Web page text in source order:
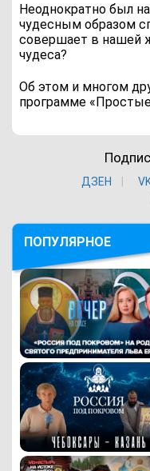
Неоднократно был
чудесным образом
совершает в нашей
чудеса?
Об этом и многом
программе
ДЗЕН
ПОПУЛЯРНОЕ